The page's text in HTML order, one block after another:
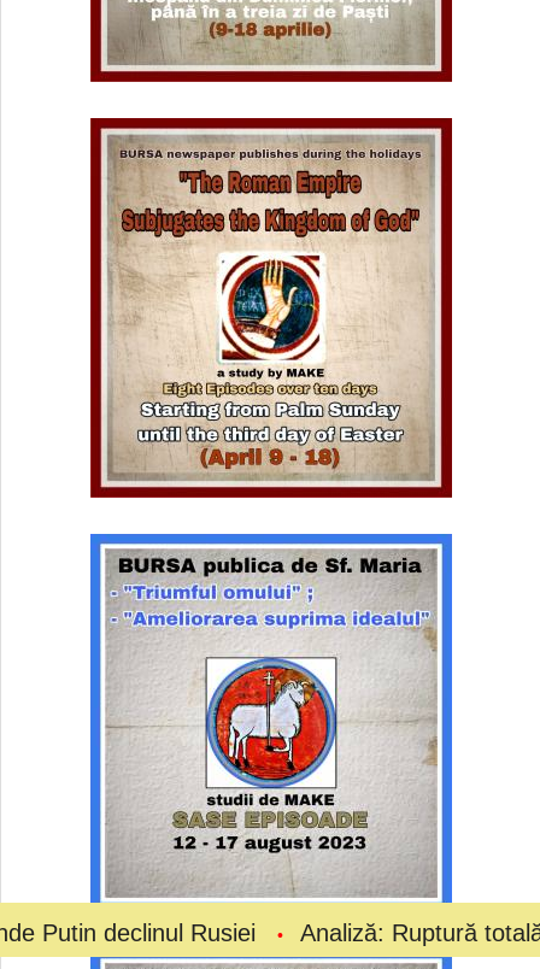
Rusiei Analiză: Ruptură totală la vârful